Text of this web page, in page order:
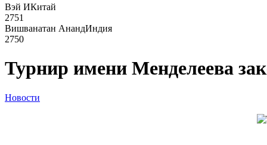
Вэй ИКитай
2751
Вишванатан АнандИндия
2750
Турнир имени Менделеева
Новости